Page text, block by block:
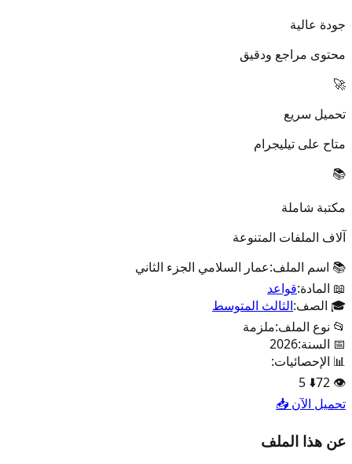
جودة عالية
محتوى مراجع ودقيق
🚀
تحميل سريع
متاح على تيليجرام
📚
مكتبة شاملة
آلاف الملفات المتنوعة
📚 اسم الملف:عمار السلامي الجزء الثاني
📖 المادة:قواعد
🎓 الصف:الثالث المتوسط
📂 نوع الملف:ملزمة
📅 السنة:2026
📊 الإحصائيات:
👁️
72
⬇️
5
تحميل الآن 📥
عن هذا الملف